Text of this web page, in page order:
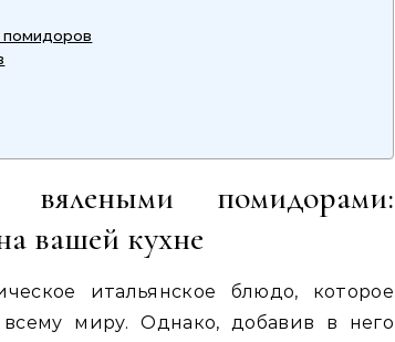
помидоров
помидорами:
вашей кухне
итальянское блюдо, которое
миру. Однако, добавив в него